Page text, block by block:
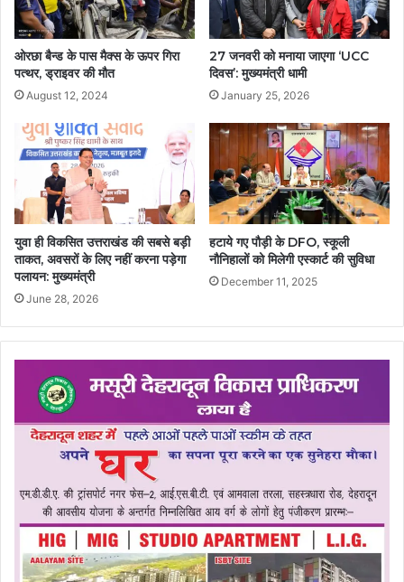
ओरछा बैन्ड के पास मैक्स के ऊपर गिरा
पत्थर, ड्राइवर की मौत
August 12, 2024
27 जनवरी को मनाया जाएगा ‘UCC
दिवस’: मुख्यमंत्री धामी
January 25, 2026
युवा ही विकसित उत्तराखंड की सबसे बड़ी
ताकत, अवसरों के लिए नहीं करना पड़ेगा
पलायन: मुख्यमंत्री
June 28, 2026
हटाये गए पौड़ी के DFO, स्कूली
नौनिहालों को मिलेगी एस्कार्ट की सुविधा
December 11, 2025